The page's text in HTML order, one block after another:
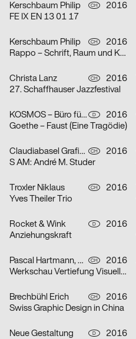
Kerschbaum Philip CH
2016
FE IX EN 13 01 17
Kerschbaum Philip CH
2016
Rappo – Schrift, Raum und Klang
Christa Lanz CH
2016
27. Schaffhauser Jazzfestival
KOSMOS – Büro für visuelle Kommunikation D
2016
Goethe – Faust (Eine Tragödie)
Claudiabasel Grafik & Interaktion CH
2016
S AM: André M. Studer
Troxler Niklaus CH
2016
Yves Theiler Trio
Rocket & Wink D
2016
Anziehungskraft
Pascal Hartmann, Arjun Gilgen CH
2016
Werkschau Vertiefung Visuelle Kommunikation ZHdK 2016
Brechbühl Erich CH
2016
Swiss Graphic Design in China
Neue Gestaltung D
2016